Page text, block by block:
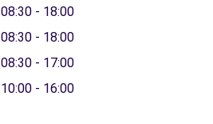
08:30 - 18:00
08:30 - 18:00
08:30 - 17:00
10:00 - 16:00